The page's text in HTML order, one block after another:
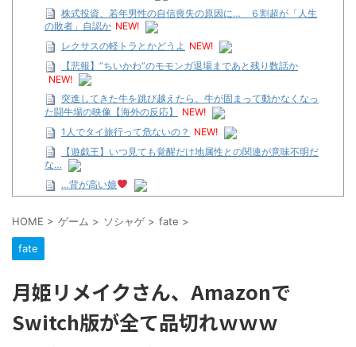
株式投資、若年男性の自信喪失の原因に… ６割超が「人生
の敗者」自認か NEW!
レクサスの軽トラとかどうよ NEW!
【悲報】”ちいかわ”のモモンガ退場まであと残り数話か
NEW!
突進してきた牛を跳び越えたら、牛が固まって動かなくなっ
た闘牛場の映像【海外の反応】
NEW!
1人でタイ旅行って危ないの？ NEW!
【遊戯王】いつ見ても覚醒だけ地属性との関連が意味不明だ
な…
…背が高い娘
な…
【R-18】真・女神転生 Road to the Transcendence【二次
創作】 第２０話
北原ももさんの挑発!!!
HOME > ゲーム > ソシャゲ > fate >
fate
月姫リメイクさん、Amazonで
Switch版が全て品切れｗｗｗ